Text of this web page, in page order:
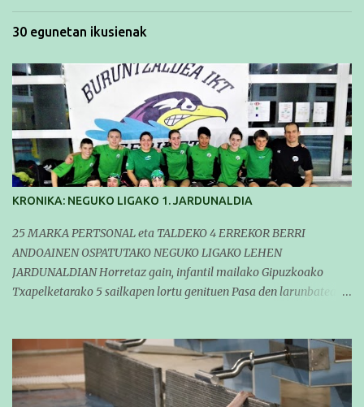
30 egunetan ikusienak
KRONIKA: NEGUKO LIGAKO 1. JARDUNALDIA
25 MARKA PERTSONAL eta TALDEKO 4 ERREKOR BERRI
ANDOAINEN OSPATUTAKO NEGUKO LIGAKO LEHEN
JARDUNALDIAN Horretaz gain, infantil mailako Gipuzkoako
Txapelketarako 5 sailkapen lortu genituen Pasa den larunbatean
hartzen. Bertan gure taldeko 16 igerilari aritu ziren. Denboraldiari
hasera ona eman zioten gue taldekideek. Ohikoa den bezela, garai
honetan entrenamendua da jardueraren funtsa eta hori alde